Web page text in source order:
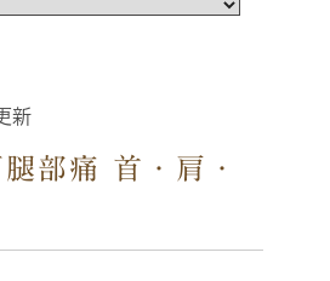
新
部痛 首・肩・